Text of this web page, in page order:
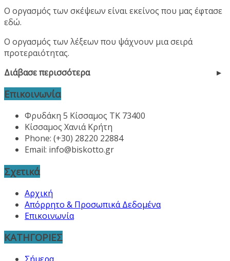
Ο οργασμός των σκέψεων είναι εκείνος που μας έφτασε
εδώ.
Ο οργασμός των λέξεων που ψάχνουν μια σειρά
προτεραιότητας.
Διάβασε περισσότερα
Επικοινωνία
Φρυδάκη 5 Κίσσαμος ΤΚ 73400
Κίσσαμος Χανιά Κρήτη
Phone: (+30) 28220 22884
Email: info@biskotto.gr
Σχετικά
Αρχική
Απόρρητο & Προσωπικά Δεδομένα
Επικοινωνία
ΚΑΤΗΓΟΡΙΕΣ